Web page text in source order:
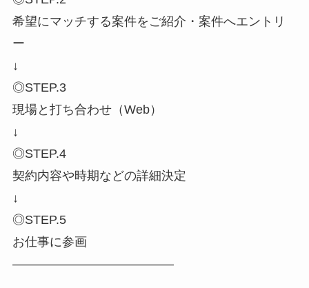
希望にマッチする案件をご紹介・案件へエントリ
ー
↓
◎STEP.3
現場と打ち合わせ（Web）
↓
◎STEP.4
契約内容や時期などの詳細決定
↓
◎STEP.5
お仕事に参画
―――――――――――――